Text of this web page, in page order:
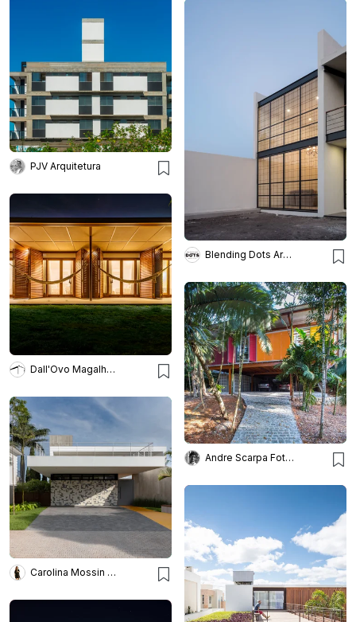
PJV Arquitetura
Blending Dots Arquitectos
Dall'Ovo Magalhães
Andre Scarpa Fotografia
Carolina Mossin Fotografia de Arquitetura e Interiores